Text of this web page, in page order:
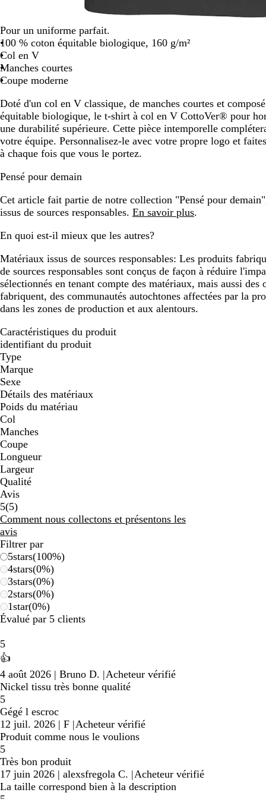
Pour un uniforme parfait.
100 % coton équitable biologique, 160 g/m²
Col en V
Manches courtes
Coupe moderne
Doté d'un col en V classique, de manches courtes et
équitable biologique, le t-shirt à col en V CottoVer® pour
une durabilité supérieure. Cette pièce intemporelle
votre équipe. Personnalisez-le avec votre propre logo et
à chaque fois que vous le portez.
Pensé pour demain
Cet article fait partie de notre collection "Pensé pour
issus de sources responsables. En savoir plus.
En quoi est-il mieux que les autres?
Matériaux issus de sources responsables: Les produits
de sources responsables sont conçus de façon à réduire
sélectionnés en tenant compte des matériaux, mais aussi
fabriquent, des communautés autochtones affectées par la
dans les zones de production et aux alentours.
Caractéristiques du produit
identifiant du produit
Type
Marque
Sexe
Détails des matériaux
Poids du matériau
Col
Manches
Coupe
Longueur
Largeur
Qualité
Avis
5(55
avis
)
Comment nous collectons et présentons les
avis
Filtrer par
5stars(100%)
4stars(0%)
3stars(0%)
2stars(0%)
1star(0%)
Évalué par 5 clients
5
👍
4 août 2026 | Bruno D. |Acheteur vérifié
Nickel tissu très bonne qualité
5
Gégé l escroc
12 juil. 2026 | F |Acheteur vérifié
Produit comme nous le voulions
5
Très bon produit
17 juin 2026 | alexsfregola C. |Acheteur vérifié
La taille correspond bien à la description